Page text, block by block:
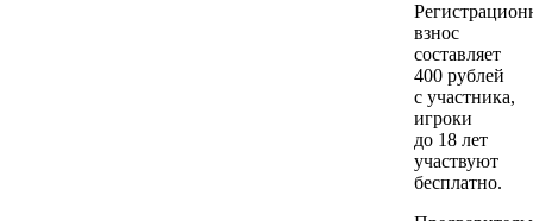
взнос
составляет
400 рублей
с участника,
игроки
до 18 лет
участвуют
бесплатно.